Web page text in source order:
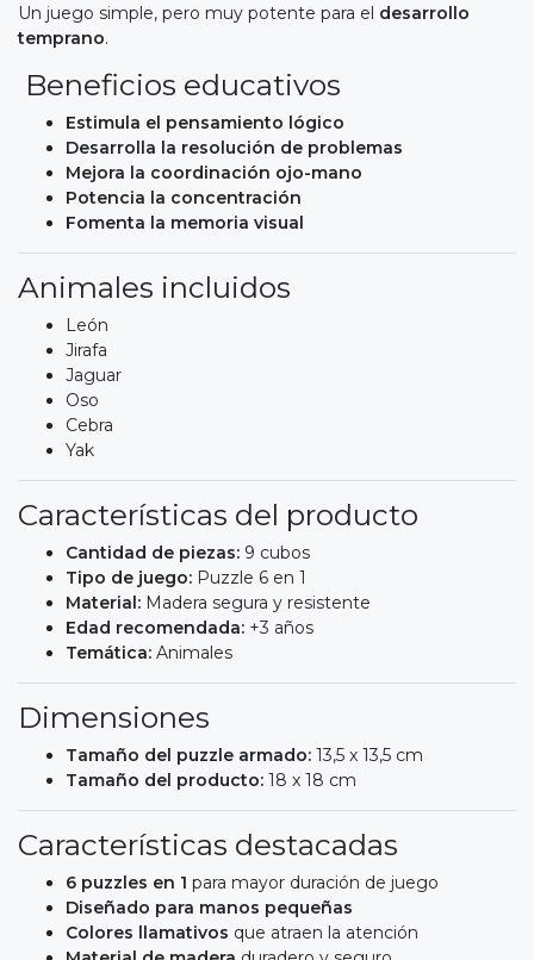
Un juego simple, pero muy potente para el desarrollo
temprano.
Beneficios educativos
Estimula el pensamiento lógico
Desarrolla la resolución de problemas
Mejora la coordinación ojo-mano
Potencia la concentración
Fomenta la memoria visual
Animales incluidos
León
Jirafa
Jaguar
Oso
Cebra
Yak
Características del producto
Cantidad de piezas: 9 cubos
Tipo de juego: Puzzle 6 en 1
Material: Madera segura y resistente
Edad recomendada: +3 años
Temática: Animales
Dimensiones
Tamaño del puzzle armado: 13,5 x 13,5 cm
Tamaño del producto: 18 x 18 cm
Características destacadas
6 puzzles en 1 para mayor duración de juego
Diseñado para manos pequeñas
Colores llamativos que atraen la atención